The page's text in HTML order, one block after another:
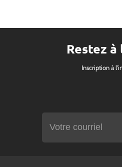
Restez
Inscription à